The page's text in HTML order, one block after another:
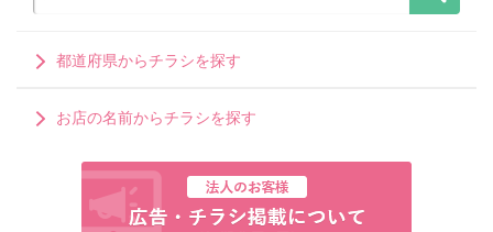
都道府県からチラシを探す
お店の名前からチラシを探す